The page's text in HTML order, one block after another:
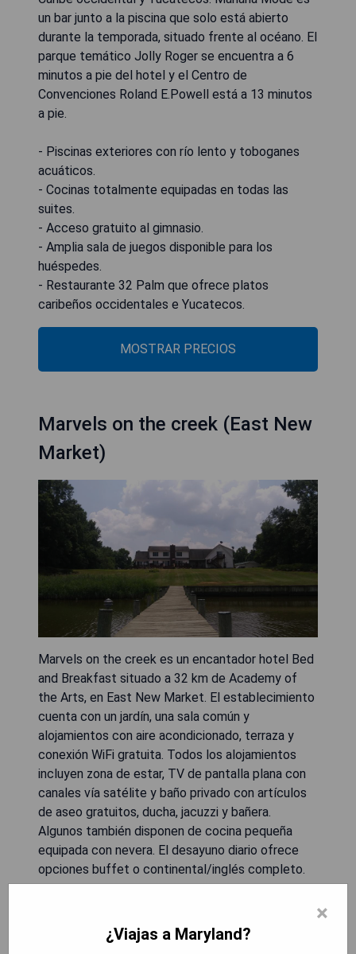
un bar junto a la piscina que solo está abierto
durante la temporada, situado frente al océano. El
parque temático Jolly Roger se encuentra a 6
minutos a pie del hotel y el Centro de
Convenciones Roland E.Powell está a 13 minutos
a pie.
- Piscinas exteriores con río lento y toboganes
acuáticos.
- Cocinas totalmente equipadas en todas las
suites.
- Acceso gratuito al gimnasio.
- Amplia sala de juegos disponible para los
huéspedes.
- Restaurante 32 Palm que ofrece platos
caribeños occidentales e Yucatecos.
MOSTRAR PRECIOS
Marvels on the creek (East New
Market)
Marvels on the creek es un encantador hotel Bed
and Breakfast situado a 32 km de Academy of
the Arts, en East New Market. El establecimiento
cuenta con un jardín, una sala común y
alojamientos con aire acondicionado, terraza y
conexión WiFi gratuita. Todos los alojamientos
incluyen zona de estar, TV de pantalla plana con
canales vía satélite y baño privado con artículos
de aseo gratuitos, ducha, jacuzzi y bañera.
Algunos también disponen de cocina pequeña
equipada con nevera. El desayuno diario ofrece
opciones buffet o continental/inglés completo.
El área de bienestar del hotel cuenta con jacuzzi y
y se puede disfrutar de la pesca en las cercanías
del Marvels on the creek. Federalsburg Marina se
×
¿Viajas a Maryland?